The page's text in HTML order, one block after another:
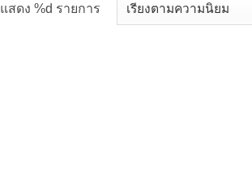
แสดง %d รายการ